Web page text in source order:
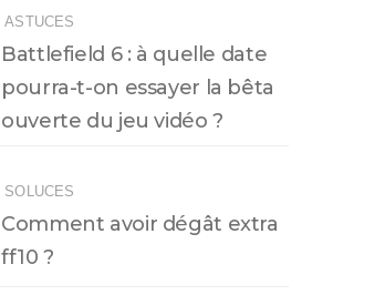
ASTUCES
Battlefield 6 : à quelle date
pourra-t-on essayer la bêta
ouverte du jeu vidéo ?
SOLUCES
Comment avoir dégât extra
ff10 ?